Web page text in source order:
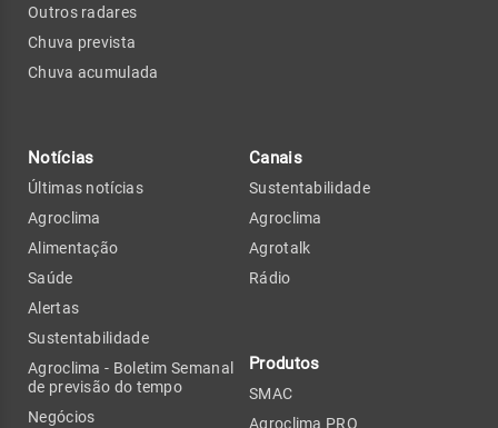
Outros radares
Chuva prevista
Chuva acumulada
Notícias
Últimas notícias
Agroclima
Alimentação
Saúde
Alertas
Sustentabilidade
Agroclima - Boletim Semanal
de previsão do tempo
Negócios
Canais
Sustentabilidade
Agroclima
Agrotalk
Rádio
Produtos
SMAC
Agroclima PRO